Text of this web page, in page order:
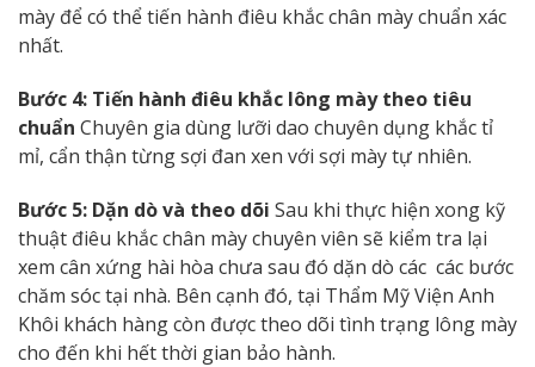
mày để có thể tiến hành điêu khắc chân mày chuẩn xác
nhất.
Bước 4: Tiến hành điêu khắc lông mày theo tiêu
chuẩn Chuyên gia dùng lưỡi dao chuyên dụng khắc tỉ
mỉ, cẩn thận từng sợi đan xen với sợi mày tự nhiên.
Bước 5: Dặn dò và theo dõi Sau khi thực hiện xong kỹ
thuật điêu khắc chân mày chuyên viên sẽ kiểm tra lại
xem cân xứng hài hòa chưa sau đó dặn dò các các bước
chăm sóc tại nhà. Bên cạnh đó, tại Thẩm Mỹ Viện Anh
Khôi khách hàng còn được theo dõi tình trạng lông mày
cho đến khi hết thời gian bảo hành.